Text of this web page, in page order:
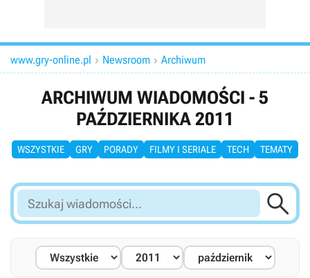
www.gry-online.pl  Newsroom  Archiwum
ARCHIWUM WIADOMOŚCI - 5
PAŹDZIERNIKA 2011
WSZYSTKIE GRY PORADY FILMY I SERIALE TECH TEMATY
Szukaj
wiadomości...
